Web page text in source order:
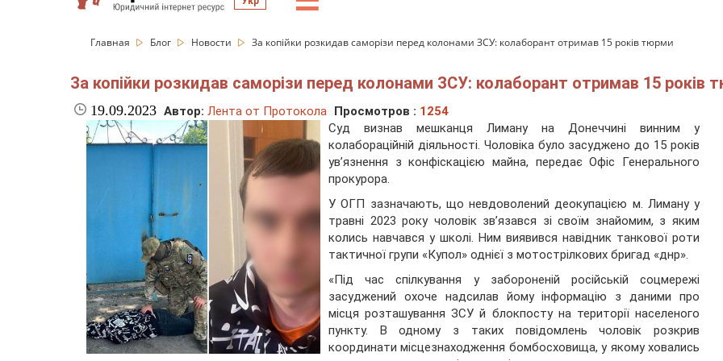
Главная Блог Новости За копійки розкидав саморізи перед колонами ЗСУ: колаборант отримав 15 років тюрми
За копійки розкидав саморізи перед колонами ЗСУ: колаборант отримав 15 років
19.09.2023 Автор: Лента от Протокола Просмотров : 1254
Суд визнав мешканця Лиману на Донеччині винним у
колабораційній діяльності. Чоловіка було засуджено до 15 років
ув’язнення з конфіскацією майна, передає Офіс Генерального
прокурора.
У ОГП зазначають, що невдоволений деокупацією м. Лиману у
травні 2023 року чоловік зв’язався зі своїм знайомим, з яким
колись навчався у школі. Ним виявився навідник танкової роти
тактичної групи «Купол» однієї з мотострілкових бригад «днр».
«Під час спілкування у забороненій російській соцмережі
засуджений охоче надсилав йому інформацію з даними про
місця розташування ЗСУ й блокпосту на території населеного
пункту. В одному з таких повідомлень чоловік розкрив
координати місцезнаходження бомбосховища, у якому ховались